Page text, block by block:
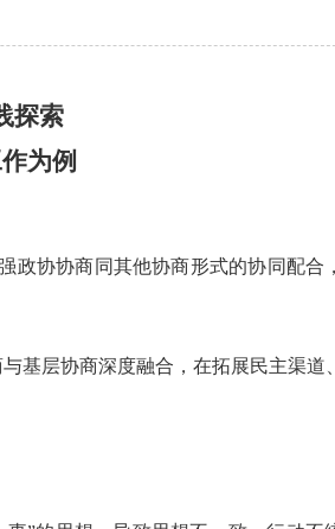
探索
为例
协协商同其他协商形式的协同配合
基层协商深度融合，在拓展民主渠道